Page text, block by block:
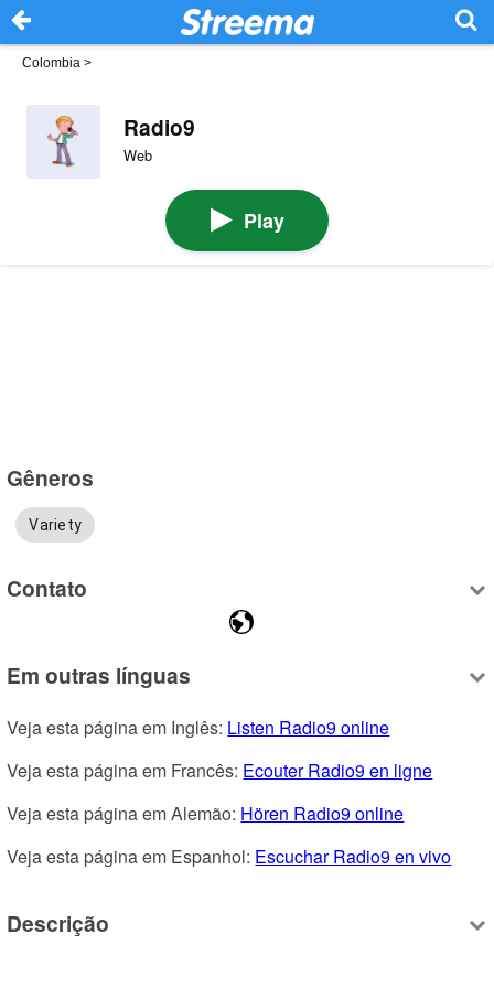
Colombia >
Radio9
Web
Play
Gêneros
Variety
Contato
Em outras línguas
Veja esta página em Inglês: Listen Radio9 online
Veja esta página em Francês: Ecouter Radio9 en ligne
Veja esta página em Alemão: Hören Radio9 online
Veja esta página em Espanhol: Escuchar Radio9 en vivo
Descrição